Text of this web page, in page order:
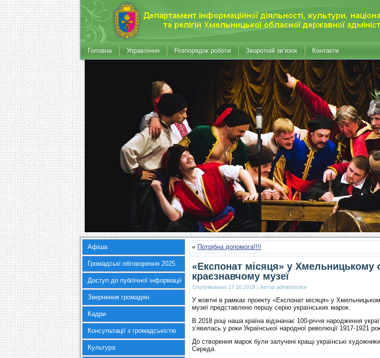
Головна Управління Розпорядок роботи Зворотній зв’язок Контакти
Афіша
Громадські обговорення 2025
Доступ до публічної інформації
Звернення громадян
Кадри
Консультації з громадськістю
Культура
« Потрібна допомога!!!!
«Експонат місяця» у Хмельницькому
краєзнавчому музеї
Опубліковано 17.10.2018 | Автор administrator
У жовтні в рамках проекту «Експонат місяця» у
музеї представлено першу серію українських марок.
В 2018 році наша країна відзначає 100-річчя народження
з’явилась у роки Української народної революції 1917-1921
До створення марок були залучені кращі українські
Середа.